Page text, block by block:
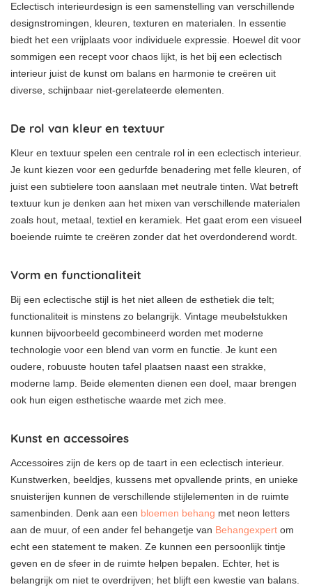
Eclectisch interieurdesign is een samenstelling van verschillende
designstromingen, kleuren, texturen en materialen. In essentie
biedt het een vrijplaats voor individuele expressie. Hoewel dit voor
sommigen een recept voor chaos lijkt, is het bij een eclectisch
interieur juist de kunst om balans en harmonie te creëren uit
diverse, schijnbaar niet-gerelateerde elementen.
De rol van kleur en textuur
Kleur en textuur spelen een centrale rol in een eclectisch interieur.
Je kunt kiezen voor een gedurfde benadering met felle kleuren, of
juist een subtielere toon aanslaan met neutrale tinten. Wat betreft
textuur kun je denken aan het mixen van verschillende materialen
zoals hout, metaal, textiel en keramiek. Het gaat erom een visueel
boeiende ruimte te creëren zonder dat het overdonderend wordt.
Vorm en functionaliteit
Bij een eclectische stijl is het niet alleen de esthetiek die telt;
functionaliteit is minstens zo belangrijk. Vintage meubelstukken
kunnen bijvoorbeeld gecombineerd worden met moderne
technologie voor een blend van vorm en functie. Je kunt een
oudere, robuuste houten tafel plaatsen naast een strakke,
moderne lamp. Beide elementen dienen een doel, maar brengen
ook hun eigen esthetische waarde met zich mee.
Kunst en accessoires
Accessoires zijn de kers op de taart in een eclectisch interieur.
Kunstwerken, beeldjes, kussens met opvallende prints, en unieke
snuisterijen kunnen de verschillende stijlelementen in de ruimte
samenbinden. Denk aan een bloemen behang met neon letters
aan de muur, of een ander fel behangetje van Behangexpert om
echt een statement te maken. Ze kunnen een persoonlijk tintje
geven en de sfeer in de ruimte helpen bepalen. Echter, het is
belangrijk om niet te overdrijven; het blijft een kwestie van balans.